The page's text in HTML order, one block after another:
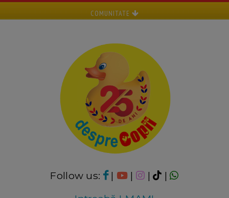
COMUNITATE
Follow us: | | |
|